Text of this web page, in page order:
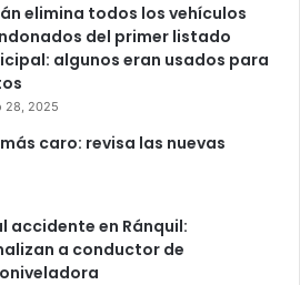
elimina todos los vehículos
del primer listado
algunos eran usados para
28, 2025
caro: revisa las nuevas
accidente en Ránquil:
a conductor de